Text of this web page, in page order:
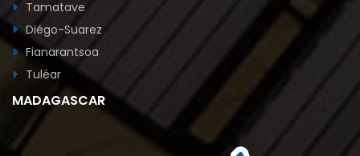
Tamatave
Diégo-Suarez
Fianarantsoa
Tuléar
MADAGASCAR